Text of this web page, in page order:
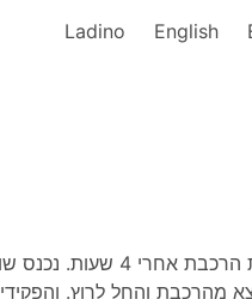
Ladino English
סיסקה חזר לתחנת
מהרכבת והחל לרוץ.